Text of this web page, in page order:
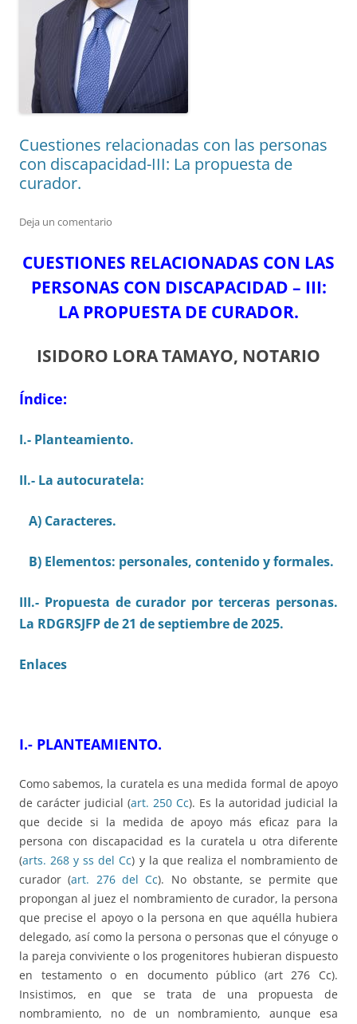
Cuestiones relacionadas con las personas
con discapacidad-III: La propuesta de
curador.
Deja un comentario
CUESTIONES RELACIONADAS CON LAS
PERSONAS CON DISCAPACIDAD – III:
LA PROPUESTA DE CURADOR.
ISIDORO LORA TAMAYO, NOTARIO
Índice:
I.- Planteamiento.
II.- La autocuratela:
A) Caracteres.
B) Elementos: personales, contenido y formales.
III.- Propuesta de curador por terceras personas.
La RDGRSJFP de 21 de septiembre de 2025.
Enlaces
I.- PLANTEAMIENTO.
Como sabemos, la curatela es una medida formal de apoyo
de carácter judicial (art. 250 Cc). Es la autoridad judicial la
que decide si la medida de apoyo más eficaz para la
persona con discapacidad es la curatela u otra diferente
(arts. 268 y ss del Cc) y la que realiza el nombramiento de
curador (art. 276 del Cc). No obstante, se permite que
propongan al juez el nombramiento de curador, la persona
que precise el apoyo o la persona en que aquélla hubiera
delegado, así como la persona o personas que el cónyuge o
la pareja conviviente o los progenitores hubieran dispuesto
en testamento o en documento público (art 276 Cc).
Insistimos, en que se trata de una propuesta de
nombramiento, no de un nombramiento, aunque esa